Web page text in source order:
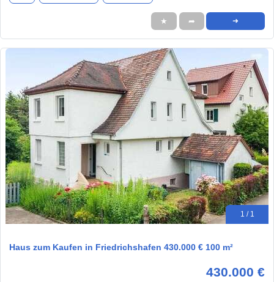
★ ➦ ➜
1 / 1
Haus zum Kaufen in Friedrichshafen 430.000 € 100 m²
430.000 €